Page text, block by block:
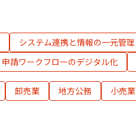
システム連携と情報の一元管理
申請ワークフローのデジタル化
卸売業 地方公務 小売業